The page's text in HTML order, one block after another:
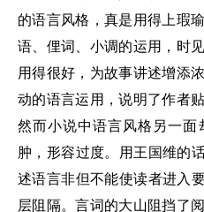
的语言风格，真是用得上瑕
语、俚词、小调的运用，时
用得很好，为故事讲述增添
动的语言运用，说明了作者
然而小说中语言风格另一
肿，形容过度。用王国维的
述语言非但不能使读者进入
层阻隔。言词的大山阻挡了